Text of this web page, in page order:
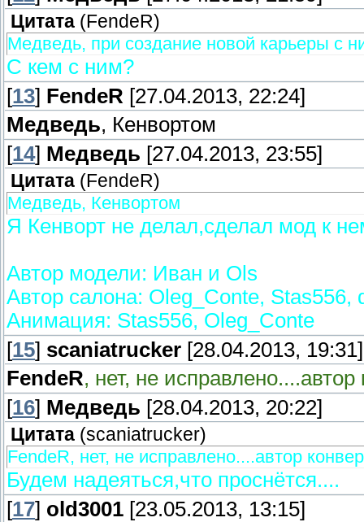
Цитата ( FendeR)
Медведь, при создание новой карьеры с
С кем с ним?
[13] FendeR [27.04.2013, 22:24]
Медведь, Кенвортом
[14] Медведь [27.04.2013, 23:55]
Цитата ( FendeR)
Медведь, Кенвортом
Я Кенворт не делал,сделал мод к
Автор модели: Иван и Ols
Автор салона: Oleg_Conte, Stas556,
Анимация: Stas556, Oleg_Conte
[15] scaniatrucker [28.04.2013, 19:31]
FendeR, нет, не
[16] Медведь [28.04.2013, 20:22]
Цитата (scaniatrucker)
FendeR, нет, не исправлено....автор
Будем надеяться,что проснётся....
[17] old3001 [23.05.2013, 13:15]